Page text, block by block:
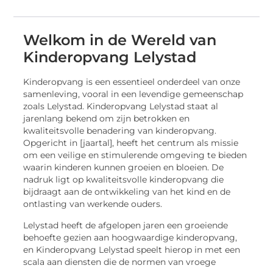
Welkom in de Wereld van
Kinderopvang Lelystad
Kinderopvang is een essentieel onderdeel van onze
samenleving, vooral in een levendige gemeenschap
zoals Lelystad. Kinderopvang Lelystad staat al
jarenlang bekend om zijn betrokken en
kwaliteitsvolle benadering van kinderopvang.
Opgericht in [jaartal], heeft het centrum als missie
om een veilige en stimulerende omgeving te bieden
waarin kinderen kunnen groeien en bloeien. De
nadruk ligt op kwaliteitsvolle kinderopvang die
bijdraagt aan de ontwikkeling van het kind en de
ontlasting van werkende ouders.
Lelystad heeft de afgelopen jaren een groeiende
behoefte gezien aan hoogwaardige kinderopvang,
en Kinderopvang Lelystad speelt hierop in met een
scala aan diensten die de normen van vroege